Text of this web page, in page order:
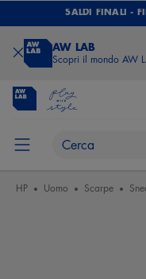
SALDI FINALI -
AW LAB
Scopri il mondo AW
HP Uomo Scarpe